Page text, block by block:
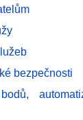
bezpečnosti